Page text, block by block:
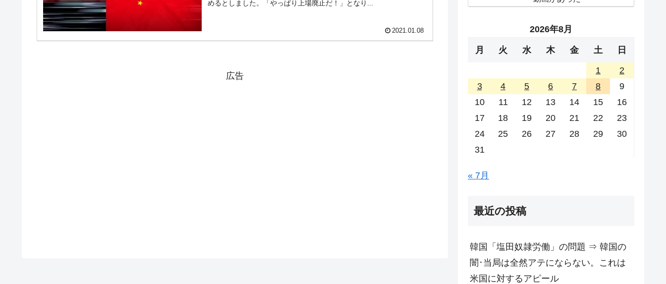
めるとしました。「やっぱり上場廃止だ！」となり...
2021.01.08
広告
2026年8月
月 火 水 木 金 土 日
1
2
3
4 5 6 7 8
9
10
11 12 13 14 15
16
17
18 19 20 21 22
23
24
25 26 27 28 29
30
31
« 7月
最近の投稿
韓国「塩田奴隷労働」の問題 ⇒ 韓国の
闇･当局は全然アテにならない。これは
米国に対するアピール